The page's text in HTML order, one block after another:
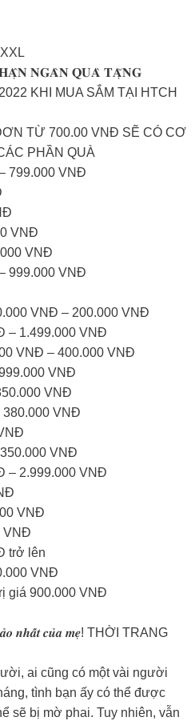
𝐍𝐆𝐀̀𝐍 𝐐𝐔𝐀̀ 𝐓𝐀̣̆𝐍𝐆
KHI MUA SẮM TẠI HTCH
TỪ 700.00 VNĐ SẼ CÓ CƠ
PHẦN QUÀ
799.000 VNĐ
VNĐ
VNĐ
999.000 VNĐ
VNĐ – 200.000 VNĐ
– 1.499.000 VNĐ
VNĐ – 400.000 VNĐ
VNĐ
VNĐ
380.000 VNĐ
VNĐ
– 2.999.000 VNĐ
VNĐ
VNĐ
trở lên
VNĐ
giá 900.000 VNĐ
𝒏𝒉𝒂̂́𝒕 𝒄𝒖̉𝒂 𝒎𝒆̣! THỜI TRANG
ai cũng có một vài người
tình bạn ấy có thể được
sẽ bị mờ phai. Tuy nhiên, vẫn